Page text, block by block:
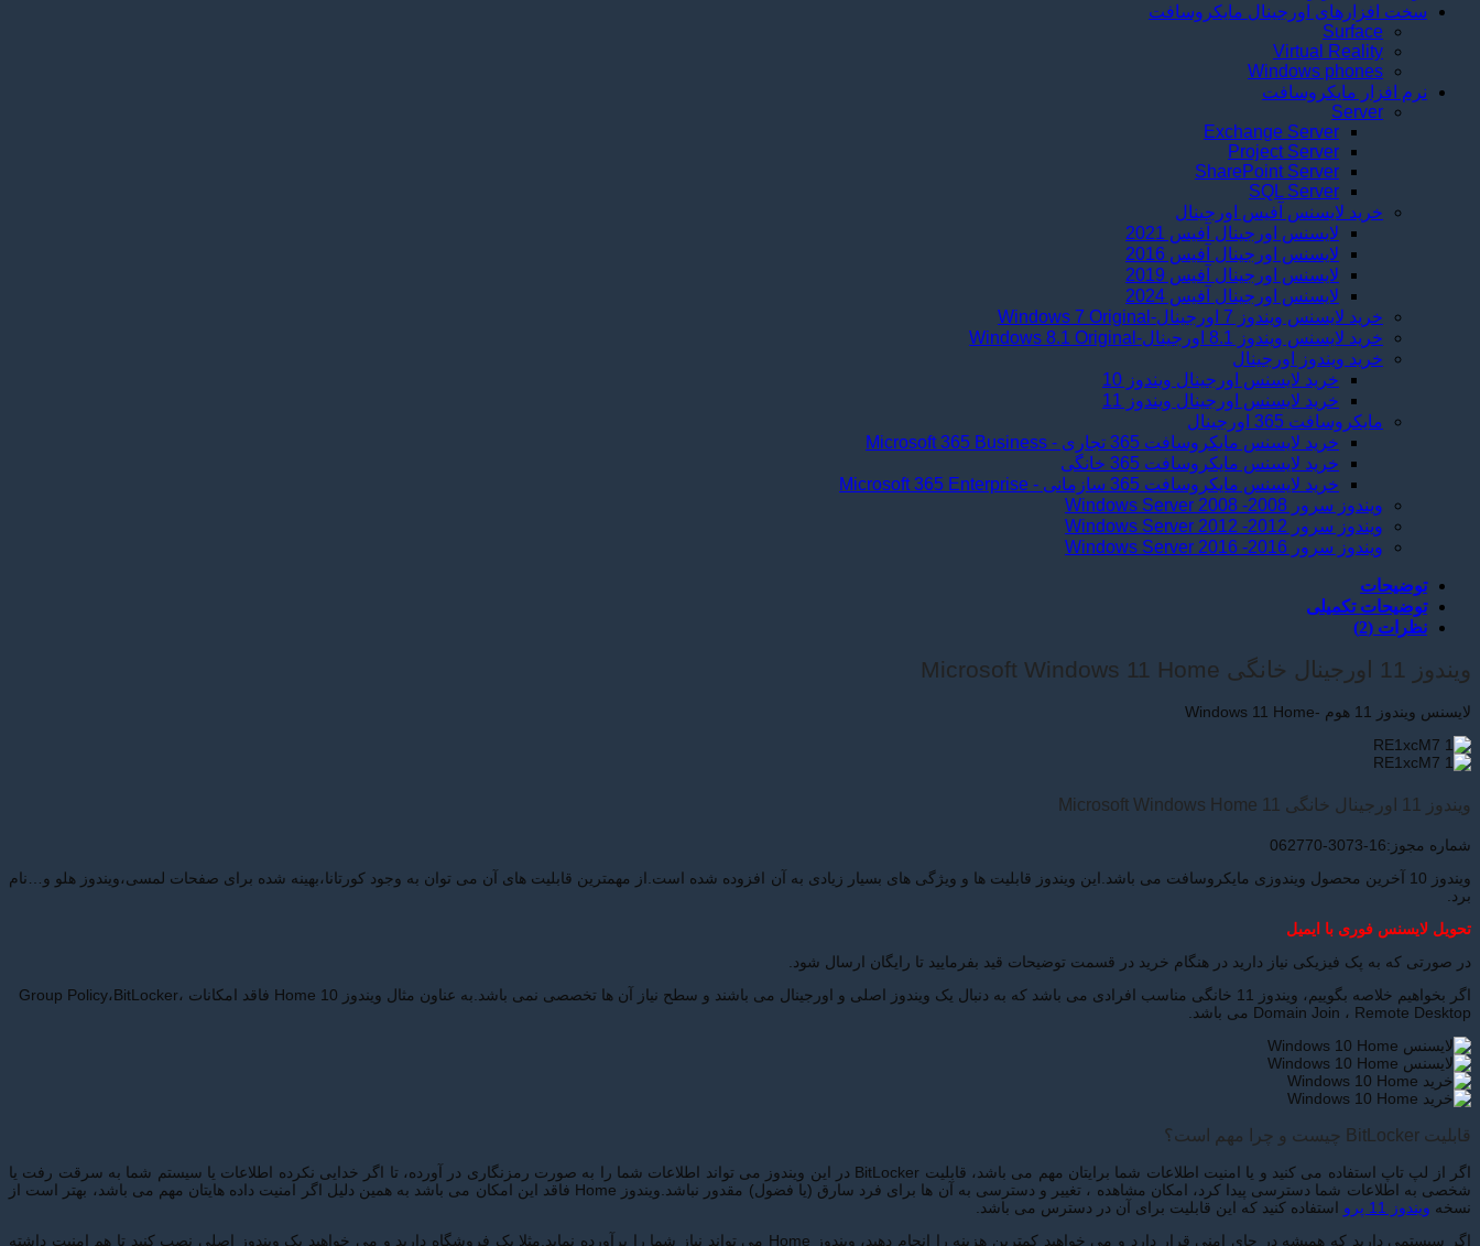
سخت افزارهای اورجینال مایکروسافت
Surface
Virtual Reality
Windows phones
نرم افزار مایکروسافت
Server
Exchange Server
Project Server
SharePoint Server
SQL Server
خرید لایسنس آفیس اورجینال
لايسنس اورجینال آفیس 2021
لایسنس اورجینال آفیس 2016
لایسنس اورجینال آفیس 2019
لایسنس اورجینال آفیس 2024
خرید لایسنس ویندوز 7 اورجینال-Windows 7 Original
خرید لایسنس ویندوز 8.1 اورجینال-Windows 8.1 Original
خرید ویندوز اورجینال
خرید لایسنس اورجینال ویندوز 10
خرید لایسنس اورجینال ویندوز 11
مایکروسافت 365 اورجینال
خرید لایسنس مایکروسافت 365 تجاری - Microsoft 365 Business
خرید لایسنس مایکروسافت 365 خانگی
خرید لایسنس مایکروسافت 365 سازمانی - Microsoft 365 Enterprise
ویندوز سرور 2008- Windows Server 2008
ویندوز سرور 2012- Windows Server 2012
ویندوز سرور 2016- Windows Server 2016
توضیحات
توضیحات تکمیلی
نظرات (2)
ویندوز 11 اورجینال خانگی Microsoft Windows 11 Home
لایسنس ویندوز 11 هوم -Windows 11 Home
ویندوز 11 اورجینال خانگی Microsoft Windows Home 11
شماره مجوز:16-3073-062770
ویندوز 10 آخرین محصول ویندوزی مایکروسافت می باشد.این ویندوز قابلیت ها و ویژگی های بسیار زیادی به آن افزوده شده است.از مهمترین قابلیت های آن می توان به وجود کورتانا،بهینه شده برای صفحات لمسی،ویندوز هلو و…نام
برد.
تحویل لایسنس فوری با ایمیل
در صورتی که به پک فیزیکی نیاز دارید در هنگام خرید در قسمت توضیحات قید بفرمایید تا رایگان ارسال شود.
اگر بخواهیم خلاصه بگوییم، ویندوز 11 خانگی مناسب افرادی می باشد که به دنبال یک ویندوز اصلی و اورجینال می باشند و سطح نیاز آن ها تخصصی نمی باشد.به عناون مثال ویندوز Home 10 فاقد امکانات Group Policy،BitLocker،
Domain Join ، Remote Desktop می باشد.
قابلیت BitLocker چیست و چرا مهم است؟
اگر از لپ تاپ استفاده می کنید و یا امنیت اطلاعات شما برایتان مهم می باشد، قابلیت BitLocker در این ویندوز می تواند اطلاعات شما را به صورت رمزنگاری در آورده، تا اگر خدایی نکرده اطلاعات یا سیستم شما به سرقت رفت یا
شخصی به اطلاعات شما دسترسی پیدا کرد، امکان مشاهده ، تغییر و دسترسی به آن ها برای فرد سارق (یا فضول) مقدور نباشد.ویندوز Home فاقد این امکان می باشد به همین دلیل اگر امنیت داده هایتان مهم می باشد، بهتر است از
نسخه ویندوز 11 پرو
استفاده کنید که این قابلیت برای آن در دسترس می باشد.
اگر سیستمی دارید که همیشه در جای امنی قرار دارد و می خواهید کمترین هزینه را انجام دهید، ویندوز Home می تواند نیاز شما را برآورده نماید.مثلا یک فروشگاه دارید و می خواهید یک ویندوز اصلی نصب کنید تا هم امنیت داشته